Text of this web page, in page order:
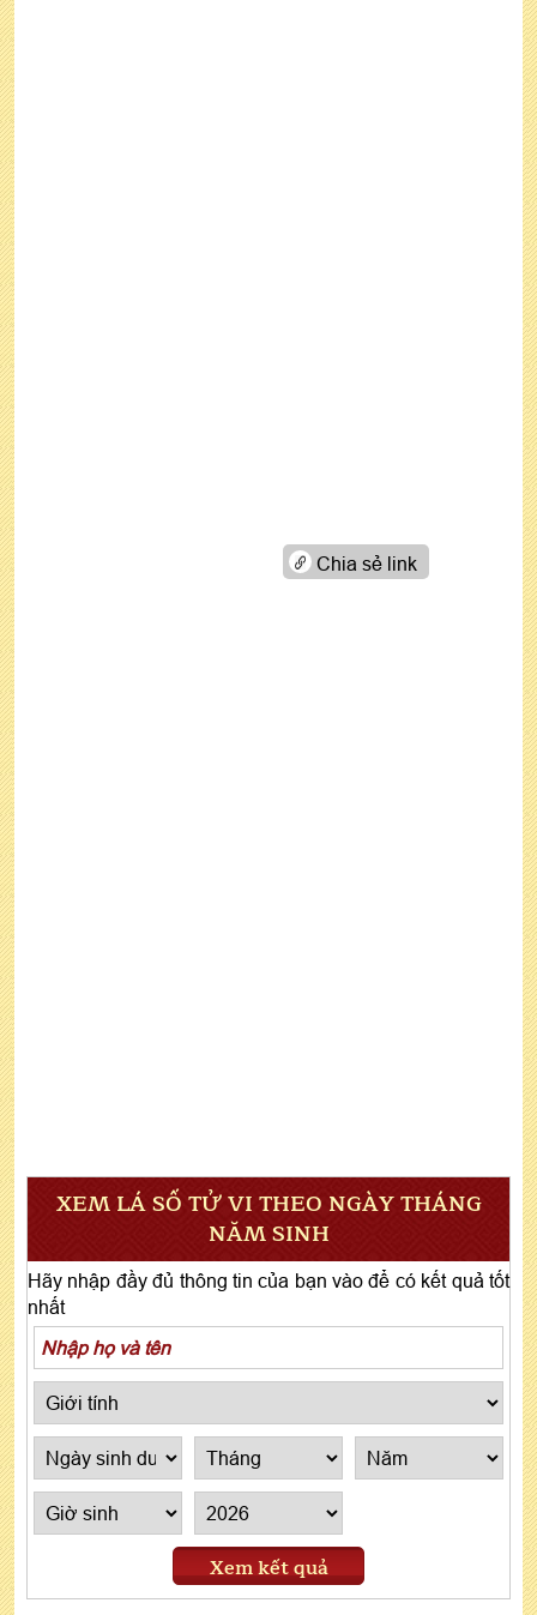
Chia sẻ link
XEM LÁ SỐ TỬ VI THEO NGÀY THÁNG
NĂM SINH
Hãy nhập đầy đủ thông tin của bạn vào để có kết quả tốt
nhất
Xem kết quả